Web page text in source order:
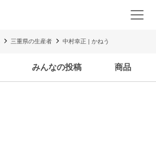
三重県の生産者 中村幸正 | かねう
みんなの投稿 商品